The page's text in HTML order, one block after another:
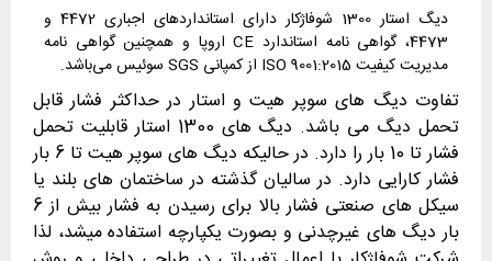
دیگ استار 1300 شوفاژکار دارای استانداردهای اجباری 4472 و
4473، گواهی نامه استاندارد CE اروپا و همچنین گواهی نامه
مدیریت کیفیت ISO 9001:2015 از کمپانی SGS سوئیس می‌باشد.
تفاوت دیگ های سوپر هیت و استار در حداکثر فشار قابل
تحمل دیگ می باشد. دیگ های 1300 استار قابلیت تحمل
فشار تا 10 بار را دارد. در حالیکه دیگ های سوپر هیت تا 6 بار
فشار کارایی دارد. در سالیان گذشته در ساختمان های بلند یا
سیکل های صنعتی فشار بالا برای رسیدن به فشار بیش از 6
بار دیگ های غیرچدنی و بصورت یکپارچه استفاده میشد، لذا